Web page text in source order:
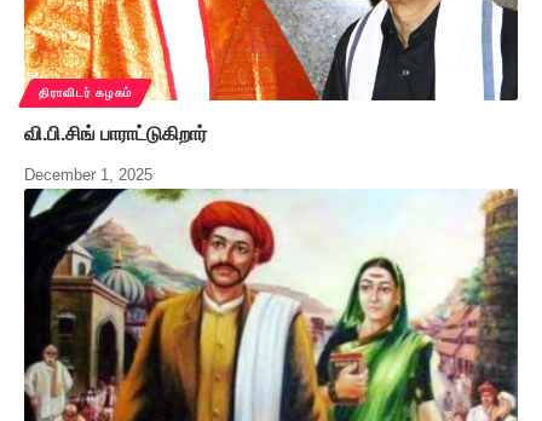
திராவிடர் கழகம்
வி.பி.சிங் பாராட்டுகிறார்
December 1, 2025